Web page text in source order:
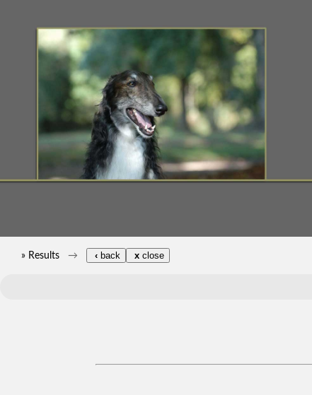
» Results ‹ back x close